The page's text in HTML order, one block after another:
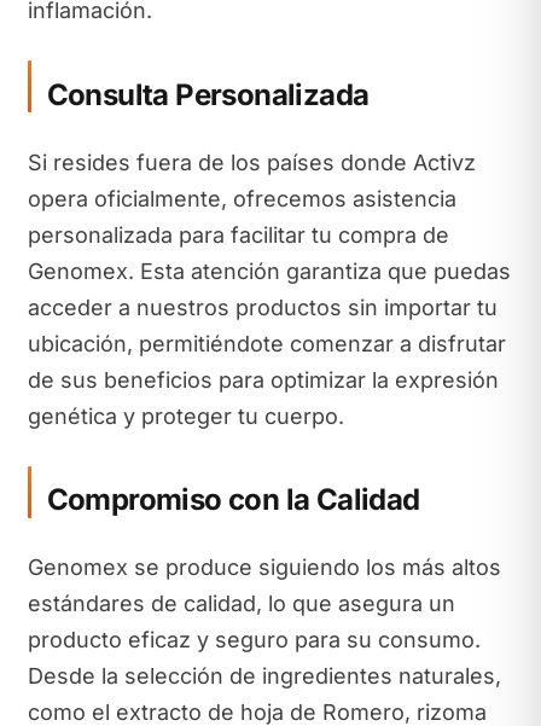
inflamación.
Consulta Personalizada
Si resides fuera de los países donde Activz
opera oficialmente, ofrecemos asistencia
personalizada para facilitar tu compra de
Genomex. Esta atención garantiza que puedas
acceder a nuestros productos sin importar tu
ubicación, permitiéndote comenzar a disfrutar
de sus beneficios para optimizar la expresión
genética y proteger tu cuerpo.
Compromiso con la Calidad
Genomex se produce siguiendo los más altos
estándares de calidad, lo que asegura un
producto eficaz y seguro para su consumo.
Desde la selección de ingredientes naturales,
como el extracto de hoja de Romero, rizoma